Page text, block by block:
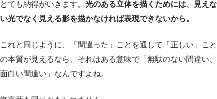
とても納得がいきます。 光のある立体を描くためには、見えな
い光でなく見える影を描かなければ表現できないから。
これと同じように、「間違った」ことを通して「正しい」こと
の本質が見えるなら、それはある意味で「無駄のない間違い、
面白い間違い」なんですよね。